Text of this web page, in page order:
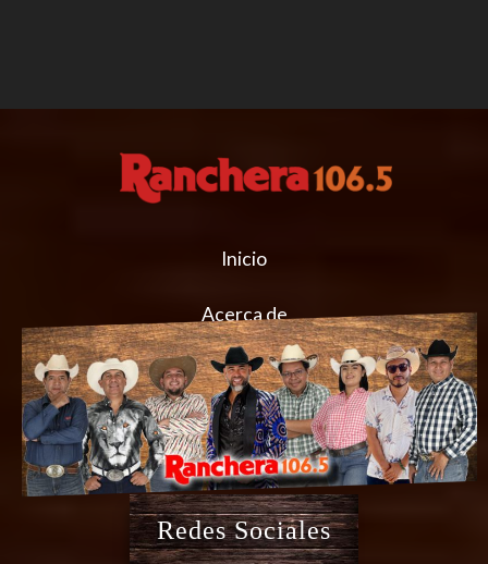
Inicio
Acerca de
Redes Sociales